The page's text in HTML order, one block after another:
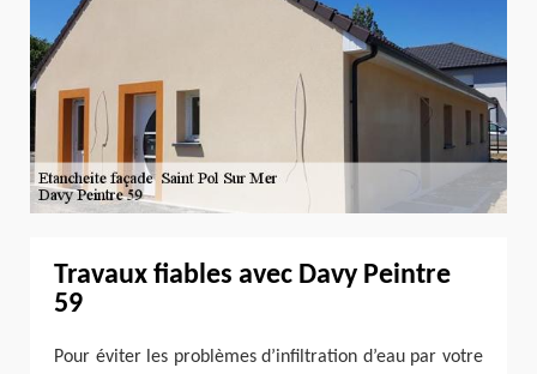
Travaux fiables avec Davy Peintre
59
Pour éviter les problèmes d’infiltration d’eau par votre